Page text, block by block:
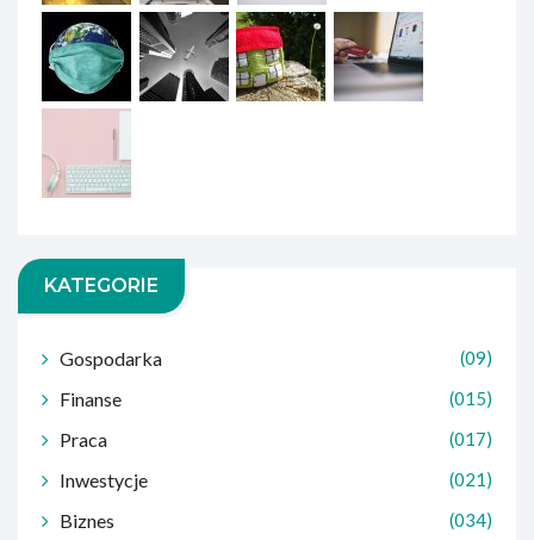
KATEGORIE
Gospodarka (09)
Finanse (015)
Praca (017)
Inwestycje (021)
Biznes (034)